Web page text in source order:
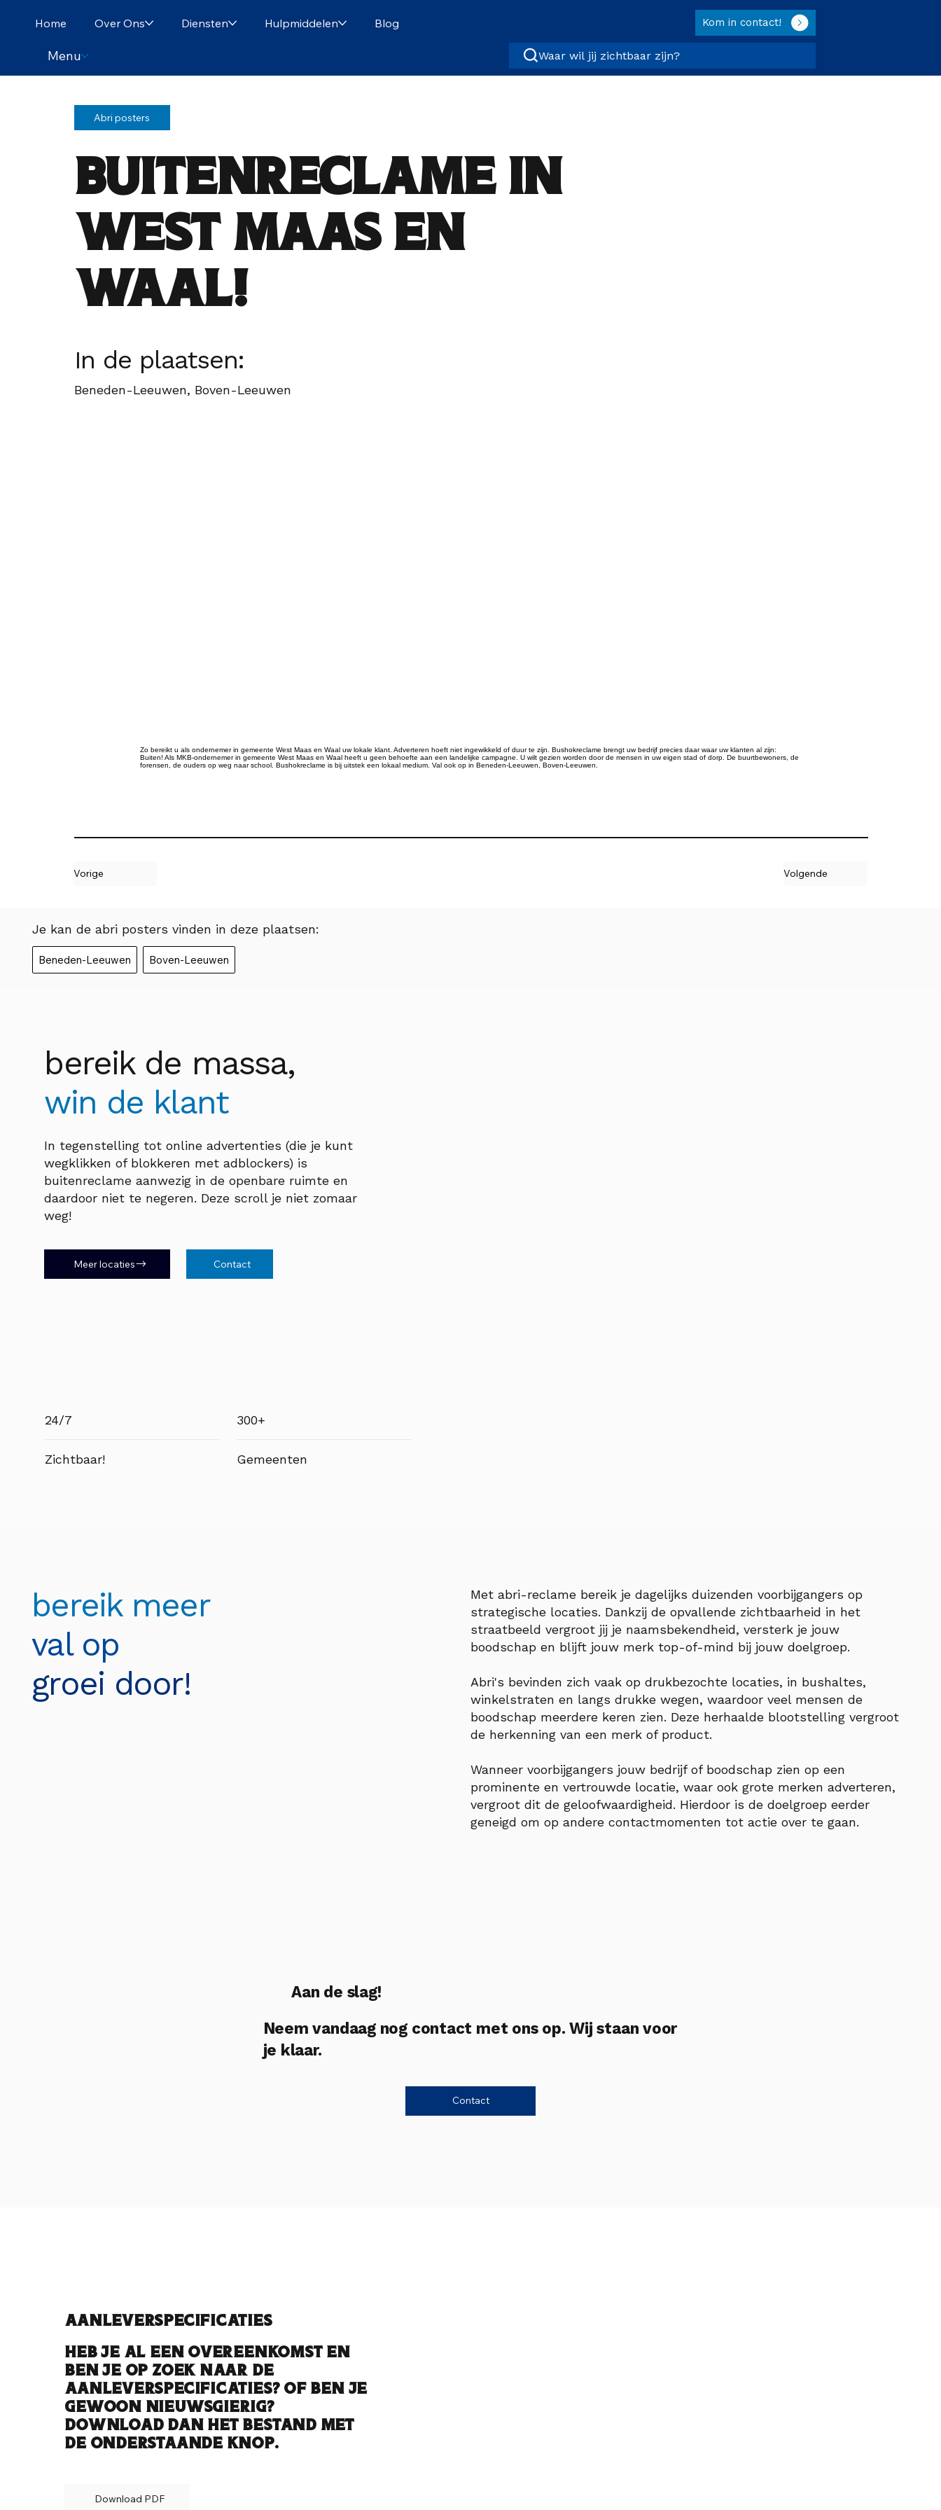
Home Over Ons Diensten Hulpmiddelen Blog Kom in contact!
Menu Waar wil jij zichtbaar zijn?
Abri posters
Buitenreclame in
West Maas en
Waal!
In de plaatsen:
Beneden-Leeuwen, Boven-Leeuwen
Zo bereikt u als ondernemer in gemeente West Maas en Waal uw lokale klant. Adverteren hoeft niet ingewikkeld of duur te zijn. Bushokreclame brengt uw bedrijf precies daar waar uw klanten al zijn:
Buiten! Als MKB-ondernemer in gemeente West Maas en Waal heeft u geen behoefte aan een landelijke campagne. U wilt gezien worden door de mensen in uw eigen stad of dorp. De buurtbewoners, de
forensen, de ouders op weg naar school. Bushokreclame is bij uitstek een lokaal medium. Val ook op in Beneden-Leeuwen, Boven-Leeuwen.
Vorige Volgende
Je kan de abri posters vinden in deze plaatsen:
Beneden-Leeuwen Boven-Leeuwen
bereik de massa,
win de klant
In tegenstelling tot online advertenties (die je kunt
wegklikken of blokkeren met adblockers) is
buitenreclame aanwezig in de openbare ruimte en
daardoor niet te negeren. Deze scroll je niet zomaar
weg!
Meer locaties Contact
24/7
Zichtbaar!
300+
Gemeenten
bereik meer
val op
groei door!
Met abri-reclame bereik je dagelijks duizenden voorbijgangers op
strategische locaties. Dankzij de opvallende zichtbaarheid in het
straatbeeld vergroot jij je naamsbekendheid, versterk je jouw
boodschap en blijft jouw merk top-of-mind bij jouw doelgroep.
Abri's bevinden zich vaak op drukbezochte locaties, in bushaltes,
winkelstraten en langs drukke wegen, waardoor veel mensen de
boodschap meerdere keren zien. Deze herhaalde blootstelling vergroot
de herkenning van een merk of product.
Wanneer voorbijgangers jouw bedrijf of boodschap zien op een
prominente en vertrouwde locatie, waar ook grote merken adverteren,
vergroot dit de geloofwaardigheid. Hierdoor is de doelgroep eerder
geneigd om op andere contactmomenten tot actie over te gaan.
Aan de slag!
Neem vandaag nog contact met ons op. Wij staan voor
je klaar.
Contact
Aanleverspecificaties
Heb je al een overeenkomst en
ben je op zoek naar de
aanleverspecificaties? Of ben je
gewoon nieuwsgierig?
Download dan het bestand met
de onderstaande knop.
Download PDF